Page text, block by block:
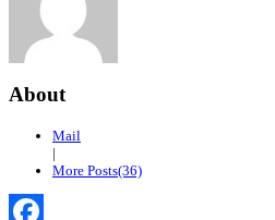
About
Mail
|
More Posts(36)